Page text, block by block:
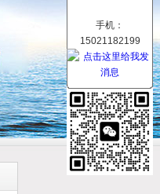
手机：
15021182199